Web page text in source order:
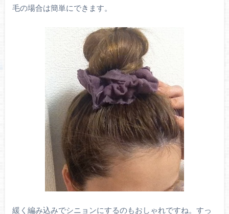
毛の場合は簡単にできます。
緩く編み込みでシニョンにするのもおしゃれですね。すっ